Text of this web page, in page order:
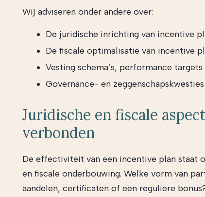
Wij adviseren onder andere over:
De juridische inrichting van incentive
De fiscale optimalisatie van incentive
Vesting schema’s, performance
Governance- en
Juridische en fiscale
verbonden
De effectiviteit van een incentive plan staat
en fiscale onderbouwing. Welke vorm van
aandelen, certificaten of een reguliere